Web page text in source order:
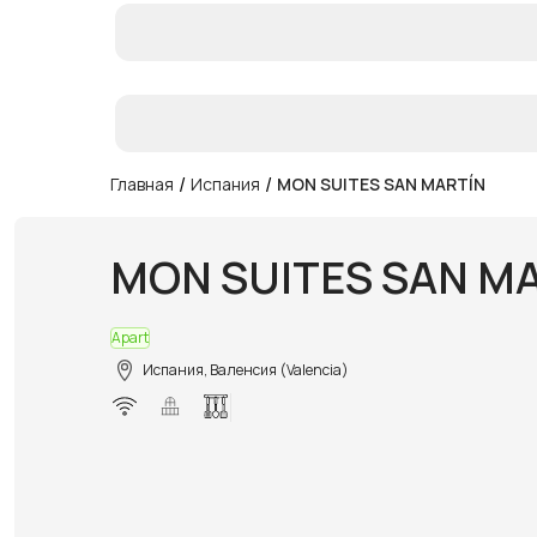
Главная / Испания / MON SUITES SAN MARTÍN
MON SUITES SAN
Apart
Испания, Валенсия (Valencia)